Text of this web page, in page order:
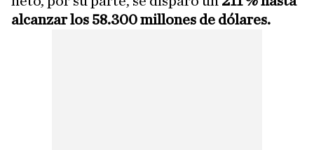
alcanzar los 58.300 millones de dólares.